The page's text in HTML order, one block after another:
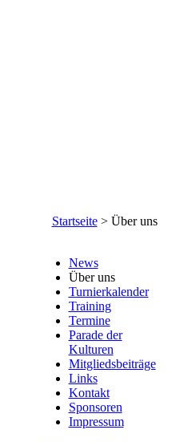
Startseite> Über uns
News
Über uns
Turnierkalender
Training
Termine
Parade der
Kulturen
Mitgliedsbeiträge
Links
Kontakt
Sponsoren
Impressum